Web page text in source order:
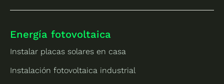
Energía fotovoltaica
Instalar placas solares en casa
Instalación fotovoltaica industrial